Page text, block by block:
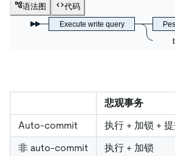
语法图 代码
Execute write query
悲观事务
Auto-commit
执行 + 加锁 +
非 auto-commit
执行 + 加锁